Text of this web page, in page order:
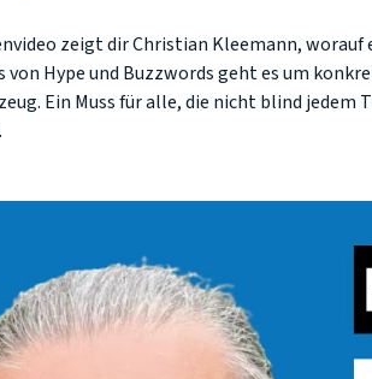
zeigt dir Christian Kleemann,
Hype und Buzzwords geht es um
Ein Muss für alle, die nicht blind